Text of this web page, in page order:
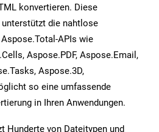
konvertieren. Diese
die nahtlose
APIs wie
Aspose.PDF, Aspose.Email,
Aspose.3D,
so eine umfassende
in Ihren Anwendungen.
Hunderte von Dateitypen und